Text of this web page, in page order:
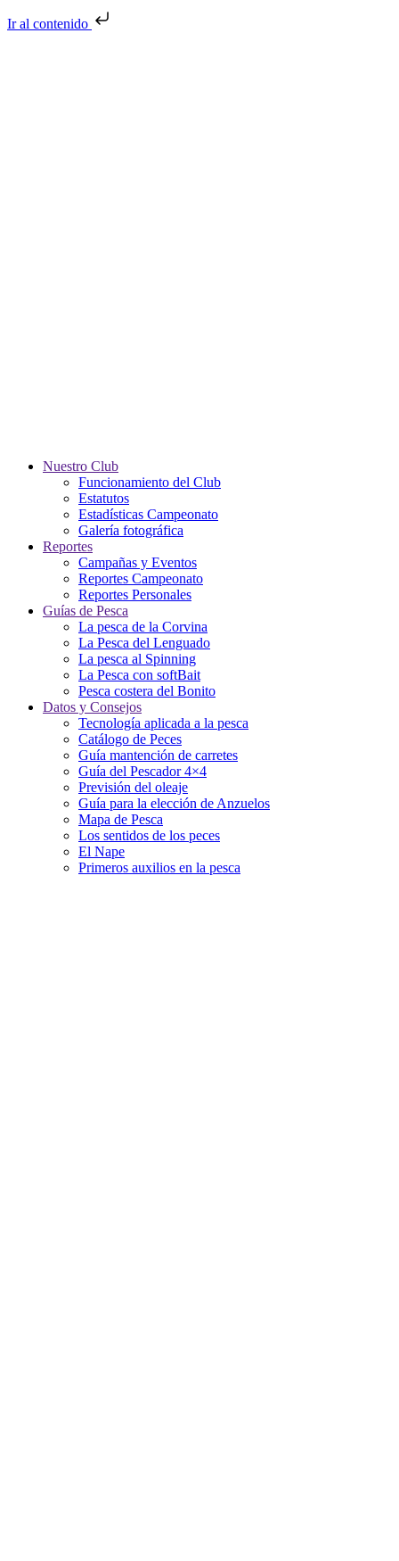
Ir al contenido
Nuestro Club
Funcionamiento del Club
Estatutos
Estadísticas Campeonato
Galería fotográfica
Reportes
Campañas y Eventos
Reportes Campeonato
Reportes Personales
Guías de Pesca
La pesca de la Corvina
La Pesca del Lenguado
La pesca al Spinning
La Pesca con softBait
Pesca costera del Bonito
Datos y Consejos
Tecnología aplicada a la pesca
Catálogo de Peces
Guía mantención de carretes
Guía del Pescador 4×4
Previsión del oleaje
Guía para la elección de Anzuelos
Mapa de Pesca
Los sentidos de los peces
El Nape
Primeros auxilios en la pesca